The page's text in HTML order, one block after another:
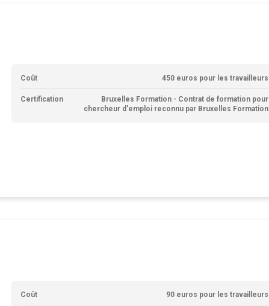
Coût 450 euros pour les travailleurs
Certification
Bruxelles Formation - Contrat de formation pour
chercheur d'emploi reconnu par Bruxelles Formation
Coût 90 euros pour les travailleurs